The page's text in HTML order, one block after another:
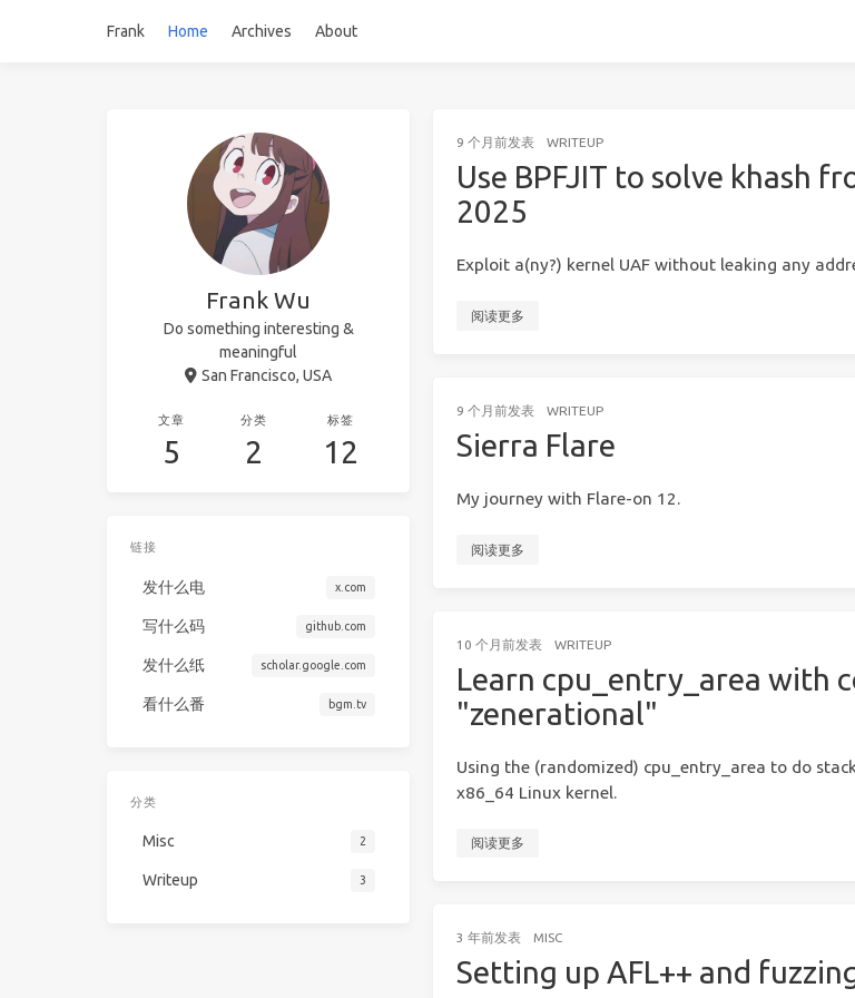
Frank Home Archives About
9 个月前发表 WRITEUP
Use BPFJIT to solve khash
2025
Exploit a(ny?) kernel UAF without leaking any
阅读更多
9 个月前发表 WRITEUP
Sierra Flare
My journey with Flare-on 12.
阅读更多
10 个月前发表 WRITEUP
Learn cpu_entry_area with
"zenerational"
Using the (randomized) cpu_entry_area to do
x86_64 Linux kernel.
阅读更多
3 年前发表 MISC
Setting up AFL++ and
Frank Wu
Do something interesting &
meaningful
San Francisco, USA
文章
5
分类
2
标签
12
链接
发什么电 x.com
写什么码 github.com
发什么纸 scholar.google.com
看什么番 bgm.tv
分类
Misc 2
Writeup 3